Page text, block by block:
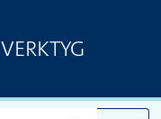
VERKTYG